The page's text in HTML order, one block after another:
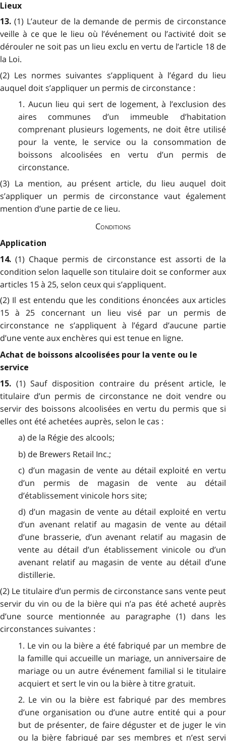
Lieux
13. (1) L’auteur de la demande de permis de circonstance
veille à ce que le lieu où l’événement ou l’activité doit se
dérouler ne soit pas un lieu exclu en vertu de l’article 18 de
la Loi.
(2) Les normes suivantes s’appliquent à l’égard du lieu
auquel doit s’appliquer un permis de circonstance :
1. Aucun lieu qui sert de logement, à l’exclusion des
aires communes d’un immeuble d’habitation
comprenant plusieurs logements, ne doit être utilisé
pour la vente, le service ou la consommation de
boissons alcoolisées en vertu d’un permis de
circonstance.
(3) La mention, au présent article, du lieu auquel doit
s’appliquer un permis de circonstance vaut également
mention d’une partie de ce lieu.
Conditions
Application
14.(1) Chaque permis de circonstance est assorti de la
condition selon laquelle son titulaire doit se conformer aux
articles 15 à 25, selon ceux qui s’appliquent.
(2) Il est entendu que les conditions énoncées aux articles
15 à 25 concernant un lieu visé par un permis de
circonstance ne s’appliquent à l’égard d’aucune partie
d’une vente aux enchères qui est tenue en ligne.
Achat de boissons alcoolisées pour la vente ou le
service
15. (1) Sauf disposition contraire du présent article, le
titulaire d’un permis de circonstance ne doit vendre ou
servir des boissons alcoolisées en vertu du permis que si
elles ont été achetées auprès, selon le cas :
a) de la Régie des alcools;
b) de Brewers Retail Inc.;
c) d’un magasin de vente au détail exploité en vertu
d’un permis de magasin de vente au détail
d’établissement vinicole hors site;
d) d’un magasin de vente au détail exploité en vertu
d’un avenant relatif au magasin de vente au détail
d’une brasserie, d’un avenant relatif au magasin de
vente au détail d’un établissement vinicole ou d’un
avenant relatif au magasin de vente au détail d’une
distillerie.
(2) Le titulaire d’un permis de circonstance sans vente peut
servir du vin ou de la bière qui n’a pas été acheté auprès
d’une source mentionnée au paragraphe (1) dans les
circonstances suivantes :
1. Le vin ou la bière a été fabriqué par un membre de
la famille qui accueille un mariage, un anniversaire de
mariage ou un autre événement familial si le titulaire
acquiert et sert le vin ou la bière à titre gratuit.
2. Le vin ou la bière est fabriqué par des membres
d’une organisation ou d’une autre entité qui a pour
but de présenter, de faire déguster et de juger le vin
ou la bière fabriqué par ses membres et n’est servi